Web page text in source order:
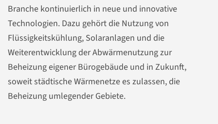
Branche kontinuierlich in neue und innovative
Technologien. Dazu gehört die Nutzung von
Flüssigkeitskühlung, Solaranlagen und die
Weiterentwicklung der Abwärmenutzung zur
Beheizung eigener Bürogebäude und in Zukunft,
soweit städtische Wärmenetze es zulassen, die
Beheizung umlegender Gebiete.